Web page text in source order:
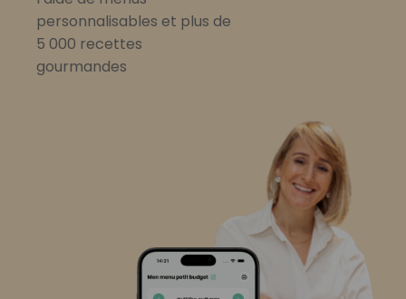
personnalisables et plus de
5 000 recettes
gourmandes